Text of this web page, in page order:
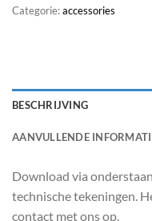
Categorie:accessories
BESCHRIJVING
AANVULLENDE
Download via
technische tekeningen.
contact met ons op.